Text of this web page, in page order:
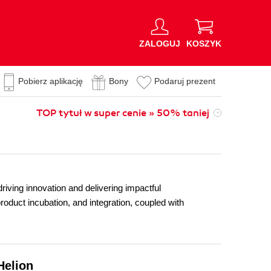
ZALOGUJ KOSZYK
Pobierz aplikację Bony Podaruj prezent
TOP tytuł w super cenie » 50% taniej
innovation and delivering impactful
incubation, and integration, coupled with